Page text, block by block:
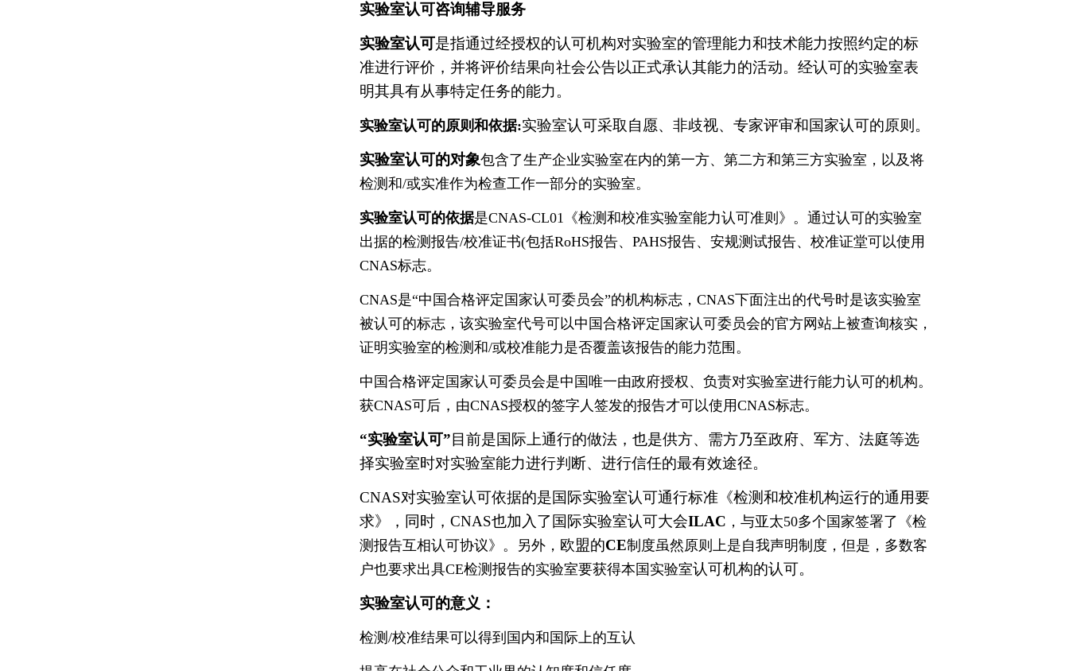
实验室认可咨询辅导服务
实验室认可是指通过经授权的认可机构对实验室的管理能力和技术能力按照约定的标
准进行评价，并将评价结果向社会公告以正式承认其能力的活动。经认可的实验室表
明其具有从事特定任务的能力。
实验室认可的原则和依据:实验室认可采取自愿、非歧视、专家评审和国家认可的原则。
实验室认可的对象包含了生产企业实验室在内的第一方、第二方和第三方实验室，以及将
检测和/或实准作为检查工作一部分的实验室。
实验室认可的依据是CNAS-CL01《检测和校准实验室能力认可准则》。通过认可的实验室
出据的检测报告/校准证书(包括RoHS报告、PAHS报告、安规测试报告、校准证堂可以使用
CNAS标志。
CNAS是“中国合格评定国家认可委员会”的机构标志，CNAS下面注出的代号时是该实验室
被认可的标志，该实验室代号可以中国合格评定国家认可委员会的官方网站上被查询核实，
证明实验室的检测和/或校准能力是否覆盖该报告的能力范围。
中国合格评定国家认可委员会是中国唯一由政府授权、负责对实验室进行能力认可的机构。
获CNAS可后 ， 由CNAS授权的签字人签发的报告才可以使用CNAS标志。
“实验室认可” 目前是国际上通行的做法，也是供方、需方乃至政府、军方、法庭等选
择实验室时对实验室能力进行判断、进行信任的最有效途径。
CNAS对实验室认可依据的是国际实验室认可通行标准《检测和校准机构运行的通用要
求》，同时，CNAS也加入了国际实验室认可大会ILAC ，与亚太50多个国家签署了《检
测报告互相认可协议》。另外， 欧盟的CE制度虽然原则上是自我声明制度，但是，多数客
户也要求出具CE检测报告的实验室要获得本国实验室认可机构的认可。
实验室认可的意义：
检测/校准结果可以得到国内和国际上的互认